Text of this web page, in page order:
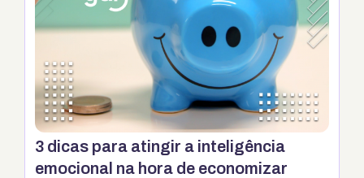
3 dicas para atingir a inteligência
emocional na hora de economizar